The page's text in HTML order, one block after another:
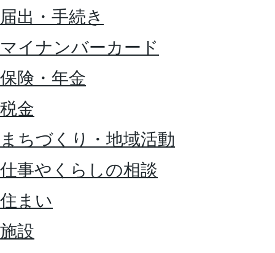
届出・手続き
マイナンバーカード
保険・年金
税金
まちづくり・地域活動
仕事やくらしの相談
住まい
施設